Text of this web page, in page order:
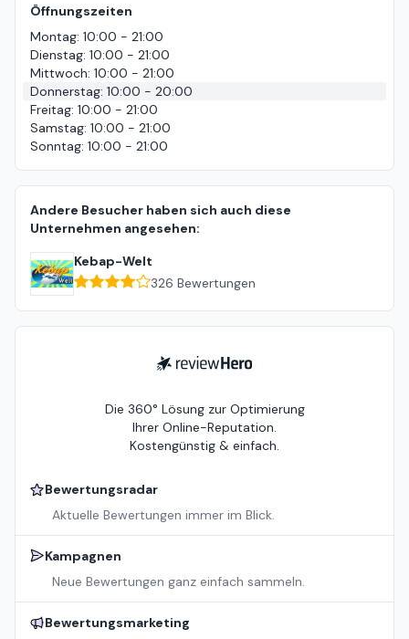
Öffnungszeiten
Montag: 10:00 - 21:00
Dienstag: 10:00 - 21:00
Mittwoch: 10:00 - 21:00
Donnerstag: 10:00 - 20:00
Freitag: 10:00 - 21:00
Samstag: 10:00 - 21:00
Sonntag: 10:00 - 21:00
Andere Besucher haben sich auch diese
Unternehmen angesehen:
Kebap-Welt
326 Bewertungen
ReviewHero
Die 360° Lösung zur Optimierung
Ihrer Online-Reputation.
Kostengünstig & einfach.
Bewertungsradar
Aktuelle Bewertungen immer im Blick.
Kampagnen
Neue Bewertungen ganz einfach sammeln.
Bewertungsmarketing